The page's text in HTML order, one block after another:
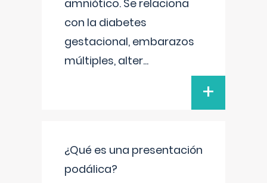
amniótico. Se relaciona
con la diabetes
gestacional, embarazos
múltiples, alter...
+
¿Qué es una presentación
podálica?